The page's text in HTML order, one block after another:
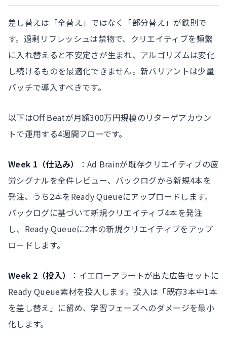
差し替えは「全替え」ではなく「部分替え」が鉄則で
す。過剰リフレッシュは禁物で、クリエイティブを頻繁
に入れ替えると不安定さが生まれ、アルゴリズムは変化
し続けるものを最適化できません。新バリアントは少量
バッチで導入すべきです。
以下はOff Beatが月額300万円規模のリターゲアカウン
トで運用する4週間フローです。
Week 1（仕込み）
：Ad Brainが既存クリエイティブの疲
労シグナルを全件レビュー、バックログから新規4本を
発注、うち2本をReady Queueにアップロードします。
バックログに基づいて新規クリエイティブ4本を発注
し、Ready Queueに2本の新規クリエイティブをアップ
ロードします。
Week 2（投入）
：イエローアラートが出た広告セットに
Ready Queue素材を投入します。投入は「既存3本中1本
を差し替え」に留め、学習フェーズへのダメージを最小
化します。